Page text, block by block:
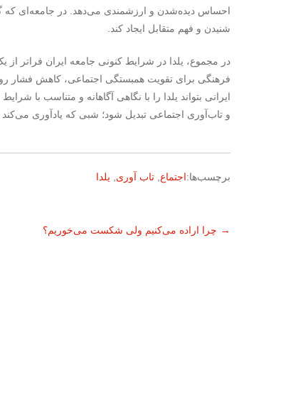
احساس دیده‌شدن و ارزشمندی می‌دهد. در جامعه‌ای که
شنیدن و فهم متقابل ایجاد کند.
در مجموع، یلدا در شرایط کنونی جامعه ایران فراتر
فرهنگی برای تقویت همبستگی اجتماعی، کاهش فشار
ایرانی بتواند یلدا را با نگاهی آگاهانه و متناسب با
و تاب‌آوری اجتماعی تبدیل شود؛ شبی که یادآوری
برچسب‌ها:اجتماع, تاب آوری, یلدا
ناوبری
چرا اراده می‌کنیم ولی شکست می‌خوریم؟ →